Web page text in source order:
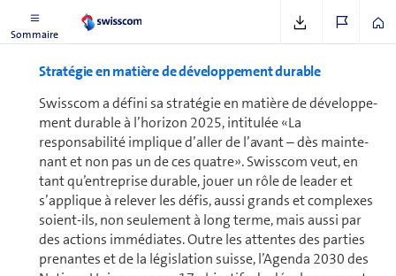
Sommaire
Stratégie en matière de dé­ve­lop­pe­ment durable
Swisscom a défini sa stratégie en matière de développe­
ment durable à l’horizon 2025, intitulée «La
responsabilité implique d’aller de l’avant – dès main­te­
nant et non pas un de ces quatre». Swisscom veut, en
tant qu’en­tre­prise durable, jouer un rôle de leader et
s’applique à relever les défis, aussi grands et com­plexes
soient-ils, non seulement à long terme, mais aussi par
des actions immédiates. Outre les attentes des parties
prenantes et de la légis­lation suisse, l’Agenda 2030 des